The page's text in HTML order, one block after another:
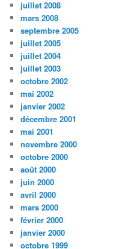
juillet 2008
mars 2008
septembre 2005
juillet 2005
juillet 2004
juillet 2003
octobre 2002
mai 2002
janvier 2002
décembre 2001
mai 2001
novembre 2000
octobre 2000
août 2000
juin 2000
avril 2000
mars 2000
février 2000
janvier 2000
octobre 1999